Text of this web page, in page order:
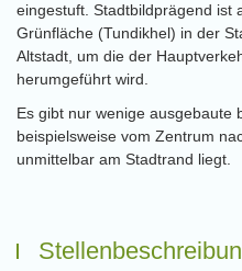
eingestuft. Stadtbildprägend ist
Grünfläche (Tundikhel) in der
Altstadt, um die der
herumgeführt wird.
Es gibt nur wenige ausgebaute
beispielsweise vom Zentrum
unmittelbar am Stadtrand liegt.